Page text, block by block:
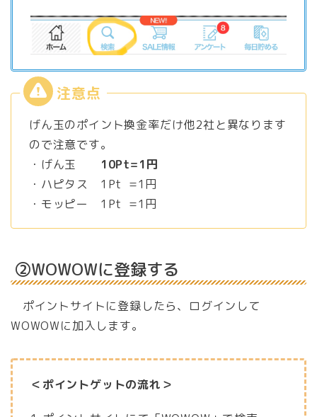
げん玉のポイント換金率だけ他2社と異なります
ので注意です。
・げん玉 10Pt=1円
・ハピタス 1Pt =1円
・モッピー 1Pt =1円
②WOWOWに登録する
ポイントサイトに登録したら、ログインして
WOWOWに加入します。
＜ポイントゲットの流れ＞